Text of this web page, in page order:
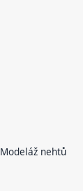
Modeláž nehtů